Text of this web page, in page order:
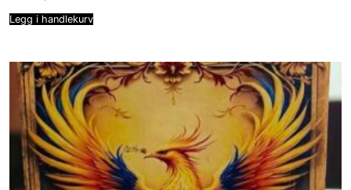
Legg i handlekurv